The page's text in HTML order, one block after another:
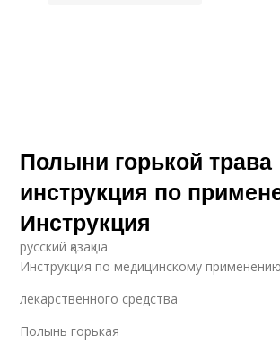
Полыни горькой трава
инструкция по
Инструкция
русский қазақша
Инструкция по медицинскому применению
лекарственного средства
Полынь горькая